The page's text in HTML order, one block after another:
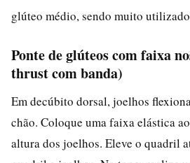
glúteo médio, sendo muito
Ponte de glúteos com faixa
thrust com banda)
Em decúbito dorsal, joelhos
chão. Coloque uma faixa elástica
altura dos joelhos. Eleve o quadril